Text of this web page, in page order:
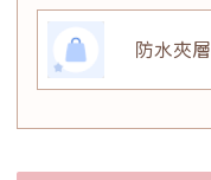
防水夾層